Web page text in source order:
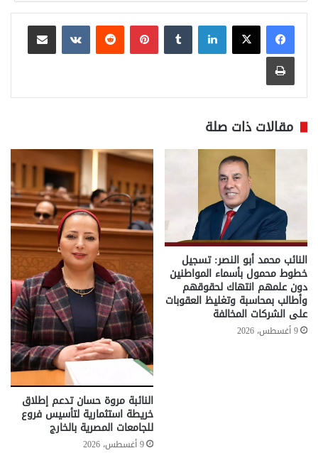
لينكدإن بينتيريست
مشاركة عبر البريد
طباعة
مقالات ذات صلة
النائب محمد أبو النصر: تسجيل
خطوط محمول بأسماء المواطنين
دون علمهم انتهاك لحقوقهم
وأطالب بمحاسبة وتغليظ العقوبات
على الشركات المخالفة
9 أغسطس، 2026
النائبة مروة حسان تدعم إطلاق
خريطة استثمارية لتأسيس فروع
للجامعات المصرية بالخارج
9 أغسطس، 2026